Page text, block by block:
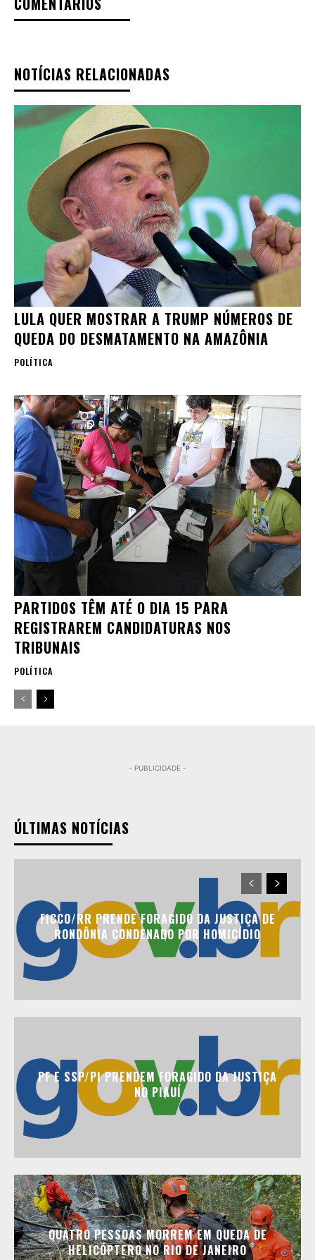
NOTÍCIAS RELACIONADAS
LULA QUER MOSTRAR A TRUMP NÚMEROS DE
QUEDA DO DESMATAMENTO NA AMAZÔNIA
POLÍTICA
PARTIDOS TÊM ATÉ O DIA 15 PARA
REGISTRAREM CANDIDATURAS NOS
TRIBUNAIS
POLÍTICA
- PUBLICIDADE -
ÚLTIMAS NOTÍCIAS
FICCO/RR PRENDE FORAGIDO DA JUSTIÇA DE
RONDÔNIA CONDENADO POR HOMICÍDIO
PF E SSP/PI PRENDEM FORAGIDO DA JUSTIÇA
NO PIAUÍ
QUATRO PESSOAS MORREM EM QUEDA DE
HELICÓPTERO NO RIO DE JANEIRO